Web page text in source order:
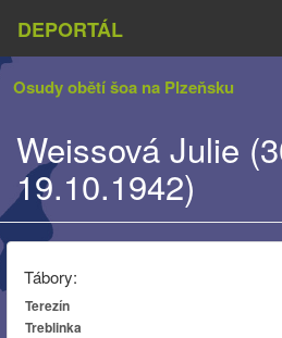
DEPORTÁL
Osudy obětí šoa na Plzeňsku
Weissová Julie
19.10.1942)
Tábory:
Terezín
Treblinka